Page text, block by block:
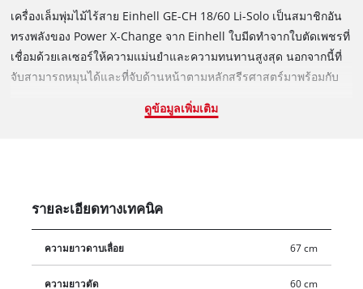
เครื่องเล็มพุ่มไม้ไร้สาย Einhell GE-CH 18/60 Li-Solo เป็นสมาชิกอัน
ทรงพลังของ Power X-Change จาก Einhell ใบมีดทำจากใบตัดเพชรที่
เชื่อมด้วยเลเซอร์ให้ความแม่นยำและความทนทานสูงสุด นอกจากนี้ที่
จับสามารถหมุนได้และที่จับด้านหน้าตามหลักสรีรศาสตร์มาพร้อมกับ
ไมโครสวิตช์ รวมถึงเฟืองโลหะเพื่ออายุการใช้งานที่ยาวนานและมีฝา
ครอบอลูมิเนียมเหนือช่วยปกป้องใบมีดระหว่างการจัดเก็บและการ
ดูข้อมูลเพิ่มเติม
รายละเอียดทางเทคนิค
ความยาวดาบเลื่อย 67 cm
ความยาวตัด 60 cm